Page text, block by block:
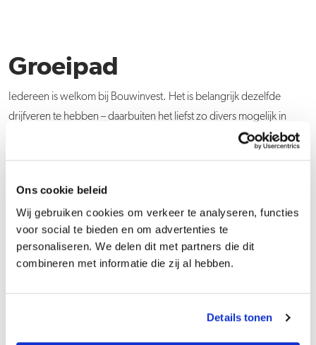
Ons cookie beleid
Wij gebruiken cookies om verkeer te analyseren, functies
voor social te bieden en om advertenties te
personaliseren. We delen dit met partners die dit
combineren met informatie die zij al hebben.
Details tonen
Groeipad
Iedereen is welkom bij Bouwinvest. Het is belangrijk dezelfde
drijfveren te hebben – daarbuiten het liefst zo divers mogelijk in
achtergrond, opleiding en interesses. Wij nemen jouw ambities
ontwikkelen, bijvoorbeeld door opleidingen en trainingen te
volgen en natuurlijk learning on the job. Samen kijken we continue
naar je vaardigheden en competenties en hoe we die kunnen
versterken.